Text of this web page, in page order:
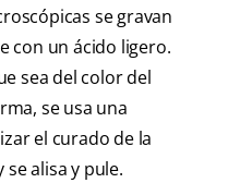
se gravan
con un ácido ligero.
sea del color del
se usa una
el curado de la
alisa y pule.